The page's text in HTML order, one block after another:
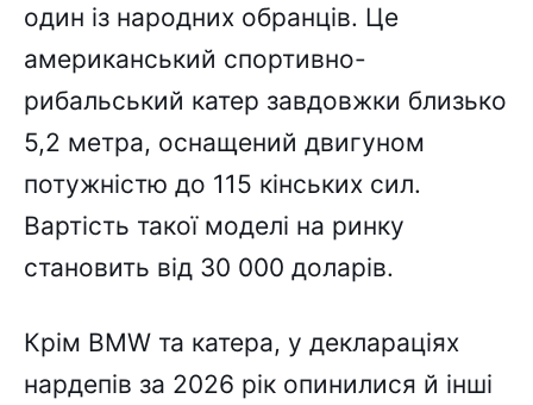
один із народних обранців. Це
американський спортивно-
рибальський катер завдовжки близько
5,2 метра, оснащений двигуном
потужністю до 115 кінських сил.
Вартість такої моделі на ринку
становить від 30 000 доларів.
Крім BMW та катера, у деклараціях
нардепів за 2026 рік опинилися й інші